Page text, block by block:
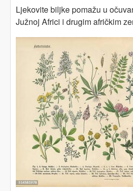
Ljekovite biljke pomažu u
Južnoj Africi i drugim afričkim